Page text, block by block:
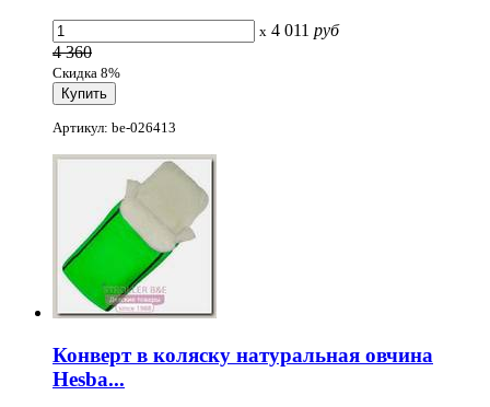
x 4 011 руб
4 360
Скидка 8%
Артикул: be-026413
Конверт в коляску натуральная овчина
Hesba...